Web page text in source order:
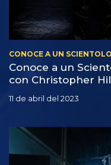
CONOCE A UN
Conoce a un
con Christopher
11 de abril del 2023